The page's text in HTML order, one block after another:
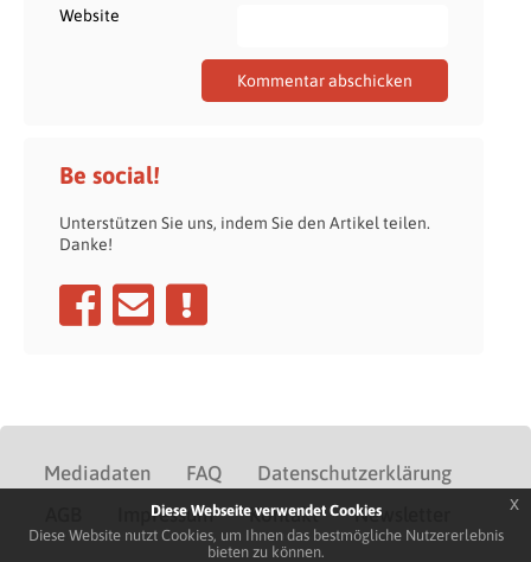
Website
Be social!
Unterstützen Sie uns, indem Sie den Artikel teilen.
Danke!
Mediadaten FAQ
Datenschutzerklärung
Impressum Kontakt Newsletter
Diese Webseite verwendet Cookies
Diese Website nutzt Cookies, um Ihnen das bestmögliche Nutzererlebnis
bieten zu können.
x